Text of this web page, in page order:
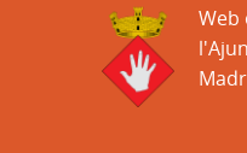
Web